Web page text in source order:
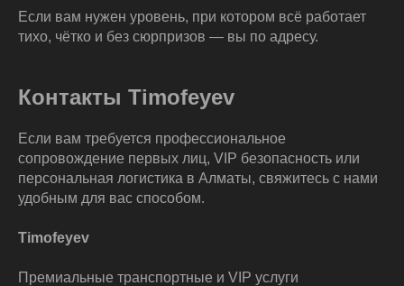
Если вам нужен уровень, при котором всё работает
тихо, чётко и без сюрпризов — вы по адресу.
Контакты Timofeyev
Если вам требуется профессиональное
сопровождение первых лиц, VIP безопасность или
персональная логистика в Алматы, свяжитесь с нами
удобным для вас способом.
Timofeyev
Премиальные транспортные и VIP услуги